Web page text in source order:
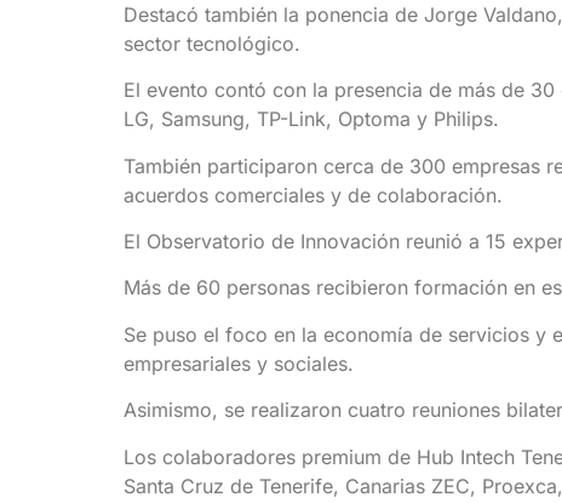
Destacó también la ponencia de Jorge
sector tecnológico.
El evento contó con la presencia de más de
LG, Samsung, TP-Link, Optoma y Philips.
También participaron cerca de 300 empresas
acuerdos comerciales y de colaboración.
El Observatorio de Innovación reunió a 15
Más de 60 personas recibieron formación en
Se puso el foco en la economía de servicios y
empresariales y sociales.
Asimismo, se realizaron cuatro reuniones
Los colaboradores premium de Hub Intech
Santa Cruz de Tenerife, Canarias ZEC,